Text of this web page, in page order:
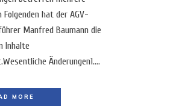
Folgenden hat der AGV-
Manfred Baumann die
Inhalte
Änderungen1....
MORE